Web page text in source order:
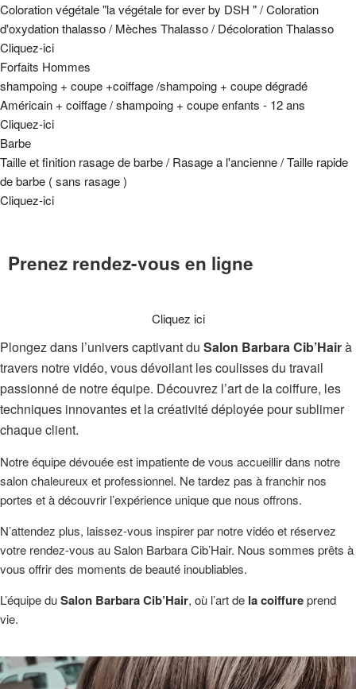
Coloration végétale "la végétale for ever by DSH " / Coloration
d'oxydation thalasso / Mèches Thalasso / Décoloration Thalasso
Cliquez-ici
Forfaits Hommes
shampoing + coupe +coiffage /shampoing + coupe dégradé
Américain + coiffage / shampoing + coupe enfants - 12 ans
Cliquez-ici
Barbe
Taille et finition rasage de barbe / Rasage a l'ancienne / Taille rapide
de barbe ( sans rasage )
Cliquez-ici
Prenez rendez-vous en ligne
Cliquez ici
Plongez dans l’univers captivant du Salon Barbara Cib’Hairà
travers notre vidéo, vous dévoilant les coulisses du travail
passionné de notre équipe. Découvrez l’art de la coiffure, les
techniques innovantes et la créativité déployée pour sublimer
chaque client.
Notre équipe dévouée est impatiente de vous accueillir dans notre
salon chaleureux et professionnel. Ne tardez pas à franchir nos
portes et à découvrir l’expérience unique que nous offrons.
N’attendez plus, laissez-vous inspirer par notre vidéo et réservez
votre rendez-vous au Salon Barbara Cib’Hair. Nous sommes prêts à
vous offrir des moments de beauté inoubliables.
L’équipe duSalon Barbara Cib’Hair, où l’art de la coiffureprend
vie.